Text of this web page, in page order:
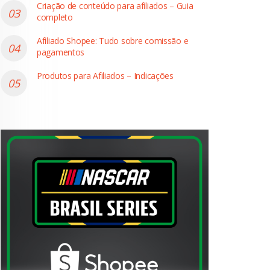
Criação de conteúdo para afiliados – Guia
completo
Afiliado Shopee: Tudo sobre comissão e
pagamentos
Produtos para Afiliados – Indicações